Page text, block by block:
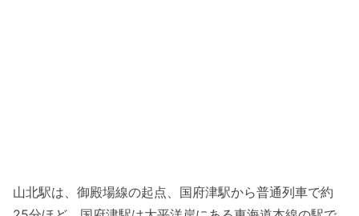
山北駅は、御殿場線の起点、国府津駅から普通列車で約